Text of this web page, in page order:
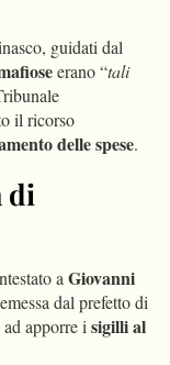
guidati dal
erano “tali
il ricorso
delle spese.
di
aGiovanni
dal prefetto di
apporre isigilli al